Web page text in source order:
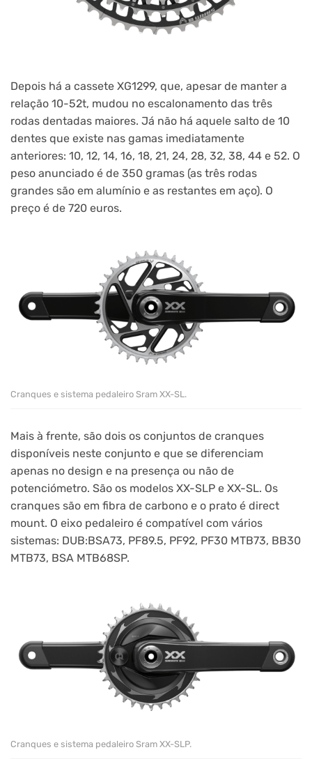
Depois há a cassete XG1299, que, apesar de manter a
relação 10-52t, mudou no escalonamento das três
rodas dentadas maiores. Já não há aquele salto de 10
dentes que existe nas gamas imediatamente
anteriores: 10, 12, 14, 16, 18, 21, 24, 28, 32, 38, 44 e 52. O
peso anunciado é de 350 gramas (as três rodas
grandes são em alumínio e as restantes em aço). O
preço é de 720 euros.
Cranques e sistema pedaleiro Sram XX-SL.
Mais à frente, são dois os conjuntos de cranques
disponíveis neste conjunto e que se diferenciam
apenas no design e na presença ou não de
potenciómetro. São os modelos XX-SLP e XX-SL. Os
cranques são em fibra de carbono e o prato é direct
mount. O eixo pedaleiro é compatível com vários
sistemas: DUB:BSA73, PF89.5, PF92, PF30 MTB73, BB30
MTB73, BSA MTB68SP.
Cranques e sistema pedaleiro Sram XX-SLP.